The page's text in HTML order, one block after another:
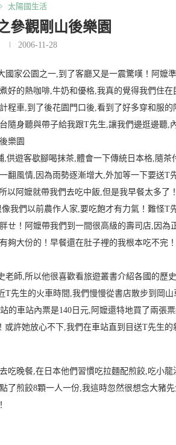
太陽國生活
參觀剛山後樂園
2006-11-28
家公園之一,到了客廳又是一震驚嘆！ 阿嬤
好的熱咖啡,牛奶和優格,我真的覺得我們住在
程車,到了後花園門口後,看到了好多穿和服的
隨身聽與帶子給我跟T先生,讓我們邊逛邊聽,
樂園
遊客歇腳喝抹茶,體會一下傳統日本格,隨茶
翻風情,因為雨勢逐漸增大,外加等一下要送T
以阿嬤就帶我們去吃中飯,但是我早餐太多了
我們以前農作人家,要吃飽才有力氣！ 難怪T
ㄝ！ 阿嬤帶我們到一間很高級的壽司店,因為
夠大份的！早餐還在肚子裡的我根本吃不完！
師,所以他很喜歡看旅遊叢書介紹各國的歷
T先生的火車時間,我們慢慢從書店散步到岡山
的車站內票是140日元,阿嬤還特地買了兩張
許她放心不下,我們在車站直到目送T先生的
吃晚餐,在日本他們習慣吃拉麵配煎餃,吃小龍
了煎餃8顆一人一份,我這時忽然很想念大豬先